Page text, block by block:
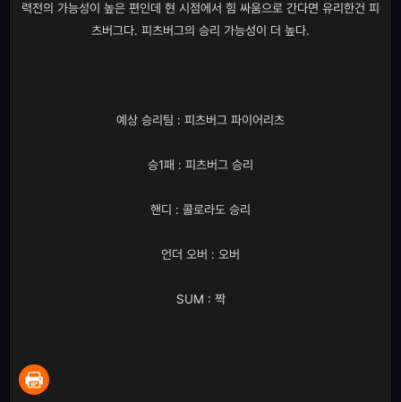
력전의 가능성이 높은 편인데 현 시점에서 힘 싸움으로 간다면 유리한건 피
츠버그다. 피츠버그의 승리 가능성이 더 높다.
예상 승리팀 : 피츠버그 파이어리츠
승1패 : 피츠버그 승리
핸디 : 콜로라도 승리
언더 오버 : 오버
SUM : 짝